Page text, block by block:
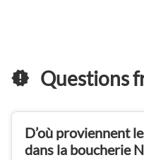
Questions
D’où proviennent
dans la boucherie